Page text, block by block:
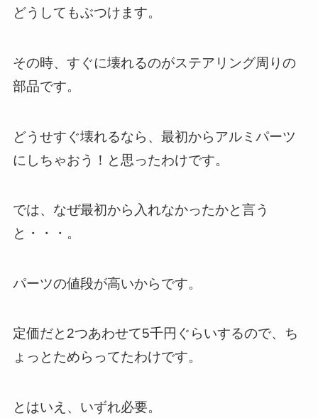
どうしてもぶつけます。
その時、すぐに壊れるのがステアリング周りの
部品です。
どうせすぐ壊れるなら、最初からアルミパーツ
にしちゃおう！と思ったわけです。
では、なぜ最初から入れなかったかと言う
と・・・。
パーツの値段が高いからです。
定価だと2つあわせて5千円ぐらいするので、ち
ょっとためらってたわけです。
とはいえ、いずれ必要。